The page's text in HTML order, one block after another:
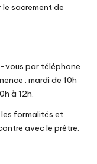
sacrement de
vous par téléphone
: mardi de 10h
à 12h.
les formalités et
avec le prêtre.